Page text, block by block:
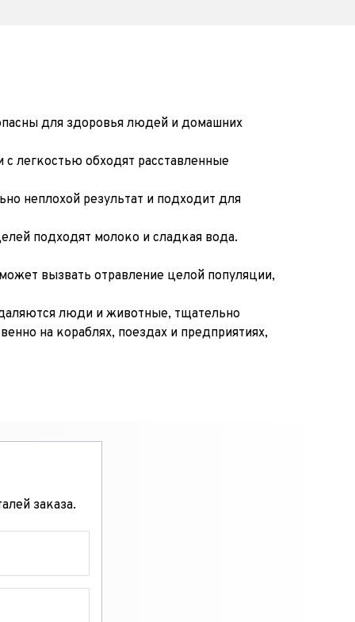
для здоровья людей и домашних
легкостью обходят расставленные
неплохой результат и подходит для
подходят молоко и сладкая вода.
вызвать отравление целой популяции,
люди и животные, тщательно
на кораблях, поездах и предприятиях,
заказа.